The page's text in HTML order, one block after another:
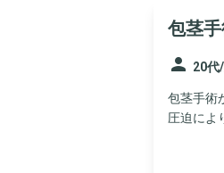
包茎
person 20代
包茎手術
圧迫によ